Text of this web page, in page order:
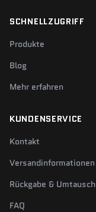
SCHNELLZUGRIFF
Produkte
Blog
Mehr erfahren
KUNDENSERVICE
Kontakt
Versandinformationen
Rückgabe & Umtausch
FAQ